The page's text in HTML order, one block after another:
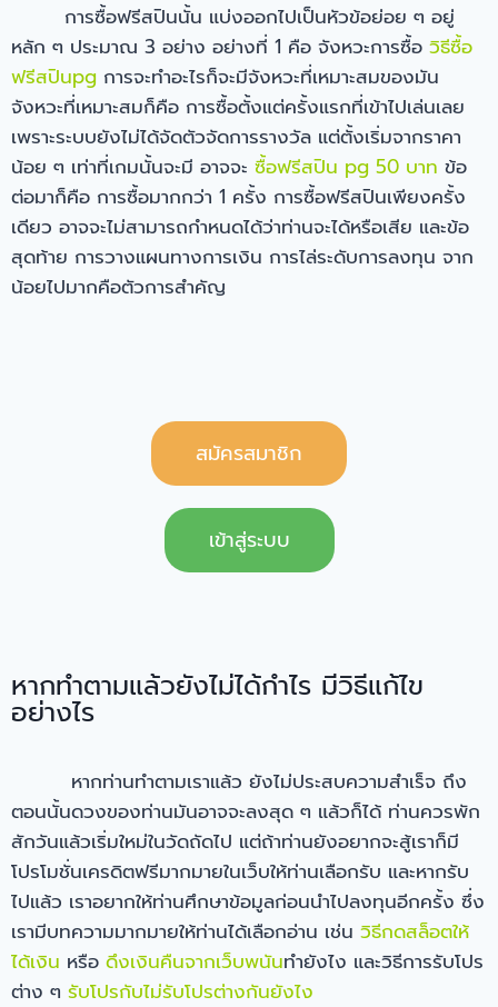
การซื้อฟรีสปินนั้น แบ่งออกไปเป็นหัวข้อย่อย ๆ อยู่
หลัก ๆ ประมาณ 3 อย่าง อย่างที่ 1 คือ จังหวะการซื้อ วิธีซื้อ
ฟรีสปินpg การจะทำอะไรก็จะมีจังหวะที่เหมาะสมของมัน
จังหวะที่เหมาะสมก็คือ การซื้อตั้งแต่ครั้งแรกที่เข้าไปเล่นเลย
เพราะระบบยังไม่ได้จัดตัวจัดการรางวัล แต่ตั้งเริ่มจากราคา
น้อย ๆ เท่าที่เกมนั้นจะมี อาจจะ ซื้อฟรีสปิน pg 50 บาท ข้อ
ต่อมาก็คือ การซื้อมากกว่า 1 ครั้ง การซื้อฟรีสปินเพียงครั้ง
เดียว อาจจะไม่สามารถกำหนดได้ว่าท่านจะได้หรือเสีย และข้อ
สุดท้าย การวางแผนทางการเงิน การไล่ระดับการลงทุน จาก
น้อยไปมากคือตัวการสำคัญ
สมัครสมาชิก
เข้าสู่ระบบ
หากทำตามแล้วยังไม่ได้กำไร มีวิธีแก้ไข
อย่างไร
หากท่านทำตามเราแล้ว ยังไม่ประสบความสำเร็จ ถึง
ตอนนั้นดวงของท่านมันอาจจะลงสุด ๆ แล้วก็ได้ ท่านควรพัก
สักวันแล้วเริ่มใหม่ในวัดถัดไป แต่ถ้าท่านยังอยากจะสู้เราก็มี
โปรโมชั่นเครดิตฟรีมากมายในเว็บให้ท่านเลือกรับ และหากรับ
ไปแล้ว เราอยากให้ท่านศึกษาข้อมูลก่อนนำไปลงทุนอีกครั้ง ซึ่ง
เรามีบทความมากมายให้ท่านได้เลือกอ่าน เช่น วิธีกดสล็อตให้
ได้เงิน หรือ ดึงเงินคืนจากเว็บพนันทำยังไง และวิธีการรับโปร
ต่าง ๆ รับโปรกับไม่รับโปรต่างกันยังไง